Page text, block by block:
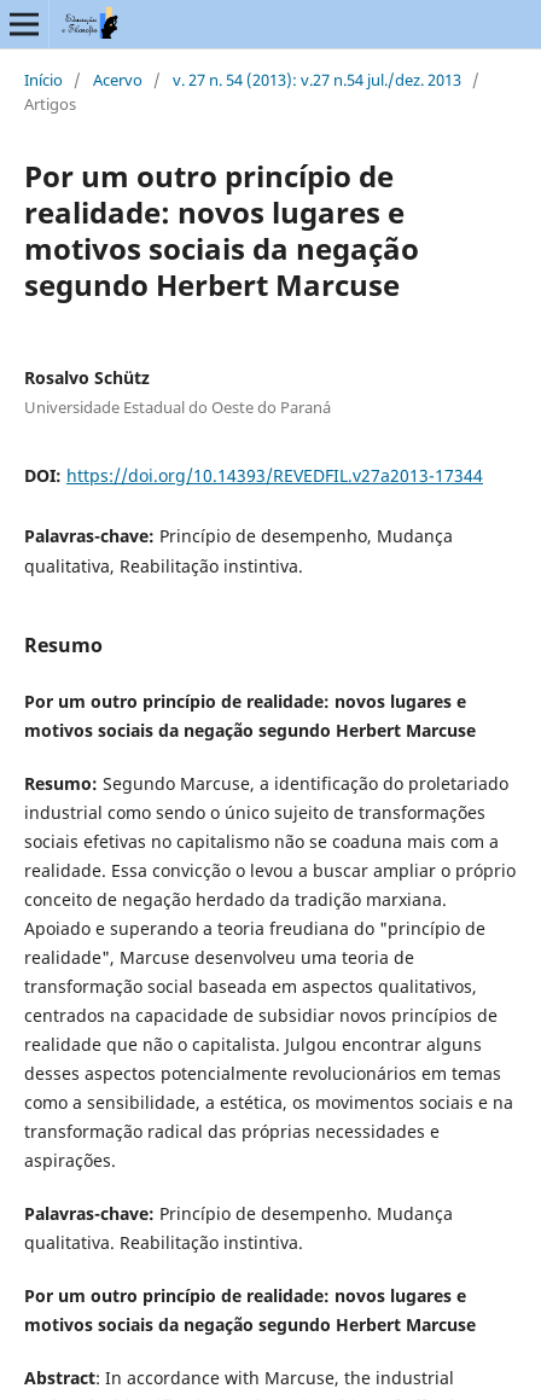
Início / Acervo / v. 27 n. 54 (2013): v.27 n.54 jul./dez. 2013 /
Artigos
Por um outro princípio de
realidade: novos lugares e
motivos sociais da negação
segundo Herbert Marcuse
Rosalvo Schütz
Universidade Estadual do Oeste do Paraná
DOI: https://doi.org/10.14393/REVEDFIL.v27a2013-17344
Palavras-chave: Princípio de desempenho, Mudança
qualitativa, Reabilitação instintiva.
Resumo
Por um outro princípio de realidade: novos lugares e
motivos sociais da negação segundo Herbert Marcuse
Resumo: Segundo Marcuse, a identificação do proletariado
industrial como sendo o único sujeito de transformações
sociais efetivas no capitalismo não se coaduna mais com a
realidade. Essa convicção o levou a buscar ampliar o próprio
conceito de negação herdado da tradição marxiana.
Apoiado e superando a teoria freudiana do "princípio de
realidade", Marcuse desenvolveu uma teoria de
transformação social baseada em aspectos qualitativos,
centrados na capacidade de subsidiar novos princípios de
realidade que não o capitalista. Julgou encontrar alguns
desses aspectos potencialmente revolucionários em temas
como a sensibilidade, a estética, os movimentos sociais e na
transformação radical das próprias necessidades e
aspirações.
Palavras-chave: Princípio de desempenho. Mudança
qualitativa. Reabilitação instintiva.
Por um outro princípio de realidade: novos lugares e
motivos sociais da negação segundo Herbert Marcuse
Abstract: In accordance with Marcuse, the industrial